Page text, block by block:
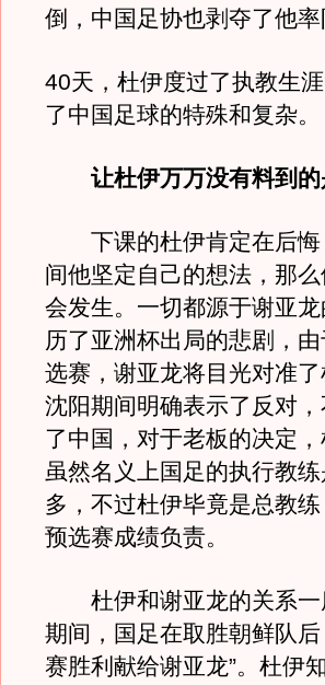
倒，中国足协也剥夺了他
40天，杜伊度过了执教生
了中国足球的特殊和复杂。
让杜伊万万没有料到
下课的杜伊肯定在后悔
间他坚定自己的想法，那
会发生。一切都源于谢亚
历了亚洲杯出局的悲剧，
选赛，谢亚龙将目光对准
沈阳期间明确表示了反对
了中国，对于老板的决定
虽然名义上国足的执行教
多，不过杜伊毕竟是总教
预选赛成绩负责。
杜伊和谢亚龙的关系一
期间，国足在取胜朝鲜队
赛胜利献给谢亚龙”。杜伊